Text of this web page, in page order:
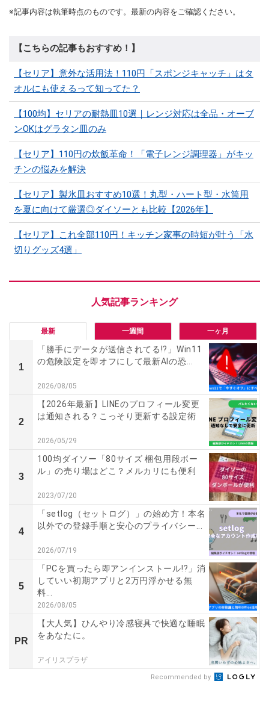
※記事内容は執筆時点のものです。最新の内容をご確認ください。
【こちらの記事もおすすめ！】
【セリア】意外な活用法！110円「スポンジキャッチ」はタ
オルにも使えるって知ってた？
【100均】セリアの耐熱皿10選｜レンジ対応は全品・オーブ
ンOKはグラタン皿のみ
【セリア】110円の炊飯革命！「電子レンジ調理器」がキッ
チンの悩みを解決
【セリア】製氷皿おすすめ10選！丸型・ハート型・水筒用
を夏に向けて厳選◎ダイソーとも比較【2026年】
【セリア】これ全部110円！キッチン家事の時短が叶う「水
切りグッズ4選」
最新 一週間 一ヶ月
1
「勝手にデータが送信されてる!?」Win11
の危険設定を即オフにして最新AIの恐...
2026/08/05
2
【2026年最新】LINEのプロフィール変更
は通知される？こっそり更新する設定術
2026/05/29
3
100均ダイソー「80サイズ 梱包用段ボー
ル」の売り場はどこ？メルカリにも便利
2023/07/20
4
「setlog（セットログ）」の始め方！本名
以外での登録手順と安心のプライバシー...
2026/07/19
5
「PCを買ったら即アンインストール!?」消
していい初期アプリと2万円浮かせる無
料...
2026/08/05
PR
【大人気】ひんやり冷感寝具で快適な睡眠
をあなたに。
アイリスプラザ
Recommended by